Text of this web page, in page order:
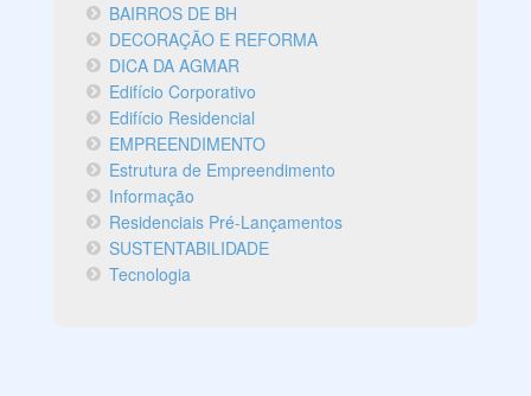
BAIRROS DE BH
DECORAÇÃO E REFORMA
DICA DA AGMAR
Edifício Corporativo
Edifício Residencial
EMPREENDIMENTO
Estrutura de Empreendimento
Informação
Residenciais Pré-Lançamentos
SUSTENTABILIDADE
Tecnologia